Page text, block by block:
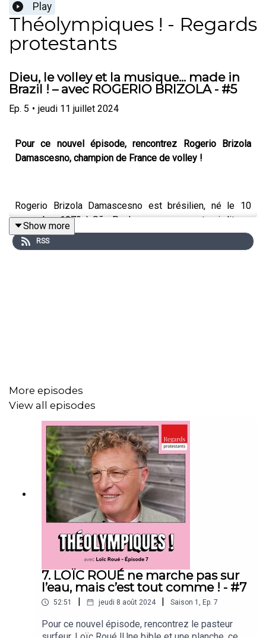
Play
Théolympiques ! - Regards
protestants
Dieu, le volley et la musique... made in
Brazil ! – avec ROGERIO BRIZOLA - #5
Ep. 5 • jeudi 11 juillet 2024
Pour ce nouvel épisode, rencontrez Rogerio Brizola
Damascesno, champion de France de volley !
Rogerio Brizola Damascesno est brésilien, né le 10
novembre 1979 à São Paulo, avec un accent qui dit par
les mots le soleil et une certaine manière de concevoir
la vie… et justement sa vie est faite de sport avec le
qui lui tient tant à cœur.
Un podcast produit parRegards Protestants
Réalisation : Jean-Luc Gadreau
Habillage sonore : Laurent Bazart
Hymne brésilien
Joao Alexandre - Como agradar a Deus sendo músico
Son ambiance matche Ajaccio Royan
Son ambiance entrainement
Village People « YMCA »
Show more
RSS
More episodes
View all episodes
7. LOÏC ROUÉ ne marche pas sur
l’eau, mais c’est tout comme ! - #7
52:51 | jeudi 8 août 2024 | Saison 1 , Ep. 7
Pour ce nouvel épisode, rencontrez le pasteur